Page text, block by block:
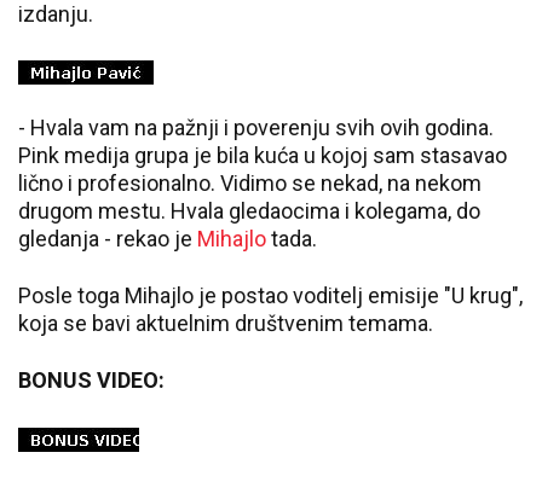
izdanju.
- Hvala vam na pažnji i poverenju svih ovih godina.
Pink medija grupa je bila kuća u kojoj sam stasavao
lično i profesionalno. Vidimo se nekad, na nekom
drugom mestu. Hvala gledaocima i kolegama, do
gledanja - rekao je Mihajlotada.
Posle toga Mihajlo je postao voditelj emisije "U krug",
koja se bavi aktuelnim društvenim temama.
BONUS VIDEO: